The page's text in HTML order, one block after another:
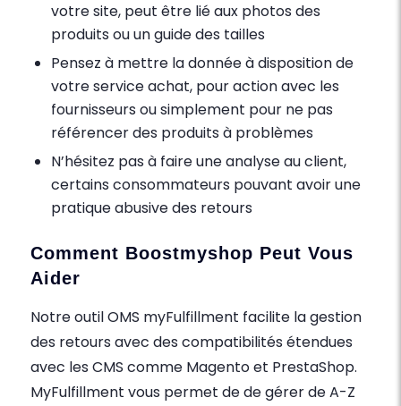
votre site, peut être lié aux photos des
produits ou un guide des tailles
Pensez à mettre la donnée à disposition de
votre service achat, pour action avec les
fournisseurs ou simplement pour ne pas
référencer des produits à problèmes
N’hésitez pas à faire une analyse au client,
certains consommateurs pouvant avoir une
pratique abusive des retours
Comment Boostmyshop Peut Vous
Aider
Notre outil OMS myFulfillment facilite la gestion
des retours avec des compatibilités étendues
avec les CMS comme Magento et PrestaShop.
MyFulfillment vous permet de de gérer de A-Z